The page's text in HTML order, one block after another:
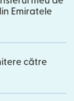
Emiratele
către